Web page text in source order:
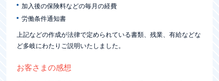
053-545-9033
営業日時 8:30～17:30 月～金（祝日を除く）
お問い合わせ
加入後の保険料などの毎月の経費
労働条件通知書
上記などの作成が法律で定められている書類、残業、有給などな
ど多岐にわたりご説明いたしました。
お客さまの感想